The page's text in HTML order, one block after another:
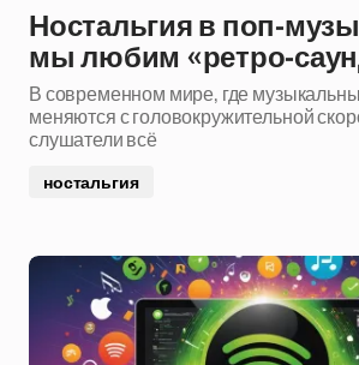
Ностальгия в поп-
мы любим «ретро-
В современном мире, где
меняются с головокружительной
слушатели всё
ностальгия